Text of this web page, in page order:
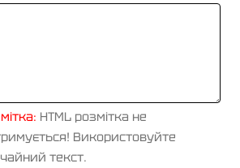
HTML розмітка не
Використовуйте
текст.